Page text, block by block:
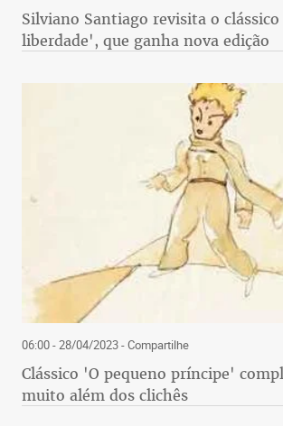
Silviano Santiago revisita o
liberdade', que ganha nova edição
06:00 - 28/04/2023- Compartilhe
Clássico 'O pequeno príncipe'
muito além dos clichês